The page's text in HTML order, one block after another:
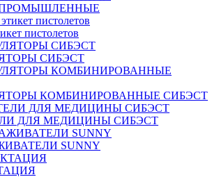
пистолетов
СИБЭСТ
КОМБИНИРОВАННЫЕ СИБЭСТ
ДЛЯ МЕДИЦИНЫ СИБЭСТ
SUNNY